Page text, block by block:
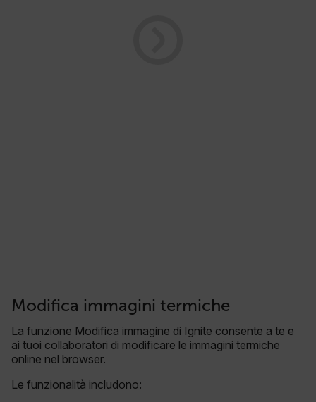
Modifica immagini termiche
La funzione Modifica immagine di Ignite consente a te e
ai tuoi collaboratori di modificare le immagini termiche
online nel browser.
Le funzionalità includono: